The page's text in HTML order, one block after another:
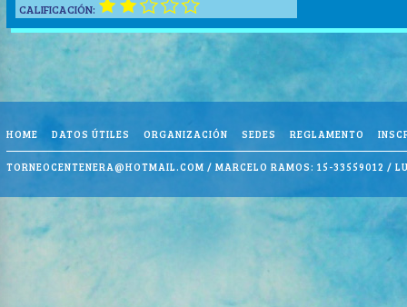
CALIFICACIÓN:
HOME DATOS ÚTILES ORGANIZACIÓN SEDES REGLAMENTO
TORNEOCENTENERA@HOTMAIL.COM / MARCELO RAMOS: 15-33559012 /